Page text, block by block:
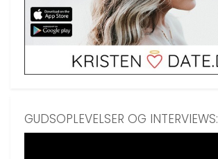
GUDSOPLEVELSER OG INTERVIEWS: